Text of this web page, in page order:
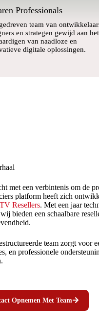
Professionals
team van
en strategen gewijd aan het
van naadloze en
digitale oplossingen.
met een verbintenis om de
platform heeft zich
Resellers. Met een jaar
bieden een schaalbare
team zorgt voor
en professionele
Opnemen Met Team